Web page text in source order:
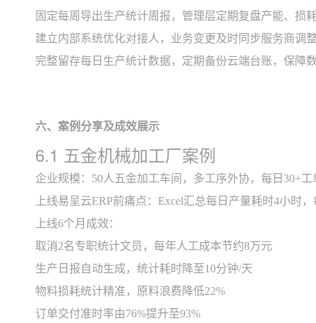
固定每周导出生产统计周报，管理层定期复盘产能、损
建立内部系统优化对接人，业务变更及时同步服务商调
完整留存每日生产统计数据，定期备份云端台账，保障
六、案例分享及成效展示
6.1 五金机械加工厂案例
企业规模：50人五金加工车间，多工序外协，每日30+
上线易呈云ERP前痛点：Excel汇总每日产量耗时4小时
上线6个月成效：
取消2名专职统计文员，每年人工成本节约8万元
生产日报自动生成，统计耗时降至10分钟/天
物料损耗统计精准，原料浪费降低22%
订单交付准时率由76%提升至93%